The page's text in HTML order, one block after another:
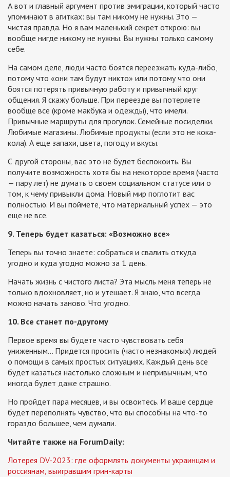
А вот и главный аргумент против эмиграции, который часто
упоминают в агитках: вы там никому не нужны. Это —
чистая правда. Но я вам маленький секрет открою: вы
вообще нигде никому не нужны. Вы нужны только самому
себе.
На самом деле, люди часто боятся переезжать куда-либо,
потому что «они там будут никто» или потому что они
боятся потерять привычную работу и привычный круг
общения. Я скажу больше. При переезде вы потеряете
вообще все (кроме макбука и одежды), что имели.
Привычные маршруты для прогулок. Семейные посиделки.
Любимые магазины. Любимые продукты (если это не кока-
кола). А еще запахи, цвета, погоду и вкусы.
С другой стороны, вас это не будет беспокоить. Вы
получите возможность хотя бы на некоторое время (часто
— пару лет) не думать о своем социальном статусе или о
том, к чему привыкли дома. Новый мир поглотит вас
полностью. И вы поймете, что материальный успех — это
еще не все.
9. Теперь будет казаться: «Возможно все»
Теперь вы точно знаете: собраться и свалить откуда
угодно и куда угодно можно за 1 день.
Начать жизнь с чистого листа? Эта мысль меня теперь не
только вдохновляет, но и утешает. Я знаю, что всегда
можно начать заново. Что угодно.
10. Все станет по-другому
Первое время вы будете часто чувствовать себя
униженным… Придется просить (часто незнакомых) людей
о помощи в самых простых ситуациях. Каждый день все
будет казаться настолько сложным и непривычным, что
иногда будет даже страшно.
Но пройдет пара месяцев, и вы освоитесь. И ваше сердце
будет переполнять чувство, что вы способны на что-то
гораздо большее, чем думали.
Читайте также на ForumDaily:
Лотерея DV-2023: где оформлять документы украинцам и
россиянам, выигравшим грин-карты